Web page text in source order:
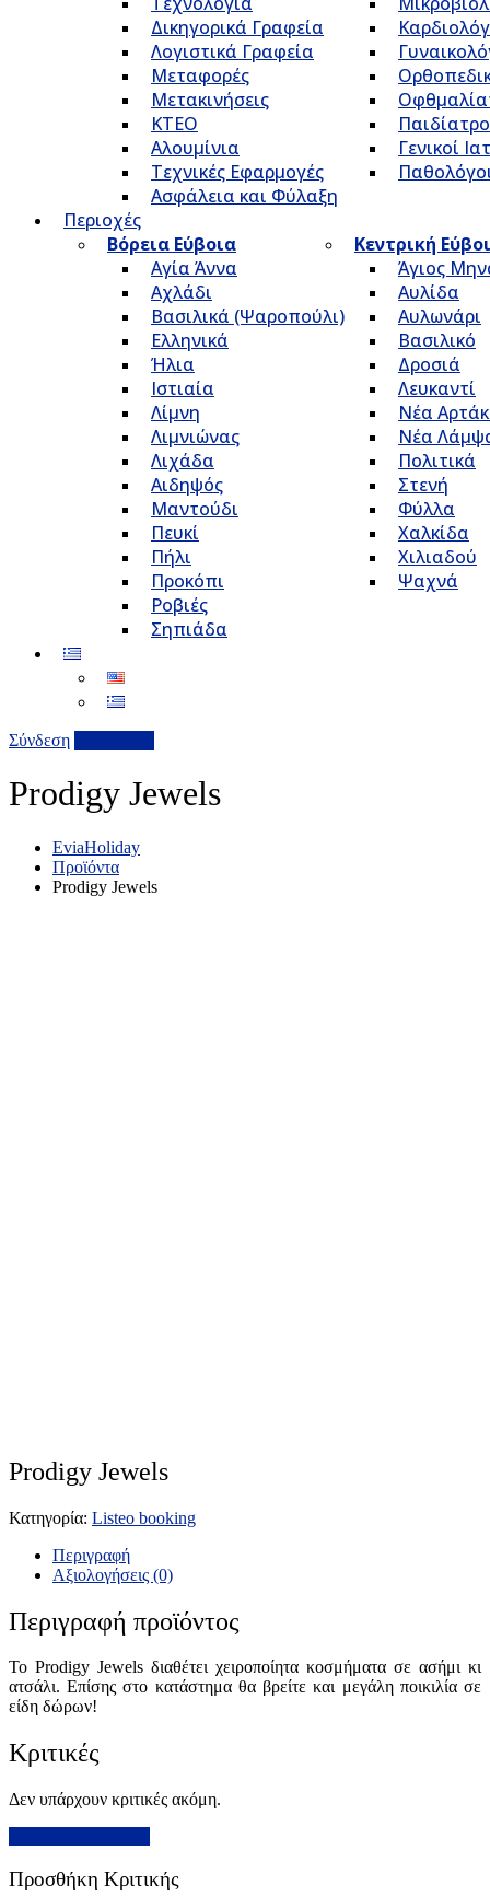
Δικηγορικά Γραφεία
Λογιστικά Γραφεία
Μεταφορές
Μετακινήσεις
ΚΤΕΟ
Αλουμίνια
Τεχνικές Εφαρμογές
Ασφάλεια και Φύλαξη
Γενικοί
Περιοχές
Βόρεια Εύβοια
Αγία Άννα
Αχλάδι
Βασιλικά (Ψαροπούλι)
Ελληνικά
Ήλια
Ιστιαία
Λίμνη
Λιμνιώνας
Λιχάδα
Αιδηψός
Μαντούδι
Πευκί
Πήλι
Προκόπι
Ροβιές
Σηπιάδα
Κεντρική
Άγιος
Αυλίδα
Αυλωνάρι
Βασιλικό
Δροσιά
Λευκαντί
Νέα
Νέα
Πολιτικά
Στενή
Φύλλα
Χαλκίδα
Χιλιαδού
Ψαχνά
Σύνδεση
Prodigy Jewels
EviaHoliday
Προϊόντα
Prodigy Jewels
Prodigy Jewels
Κατηγορία: Listeo booking
Περιγραφή
Αξιολογήσεις (0)
Περιγραφή προϊόντος
Το Prodigy Jewels διαθέτει χειροποίητα κοσμήματα σε ασήμι κι
ατσάλι. Επίσης στο κατάστημα θα βρείτε και μεγάλη ποικιλία σε
είδη δώρων!
Κριτικές
Δεν υπάρχουν κριτικές ακόμη.
Προσθήκη Κριτικής